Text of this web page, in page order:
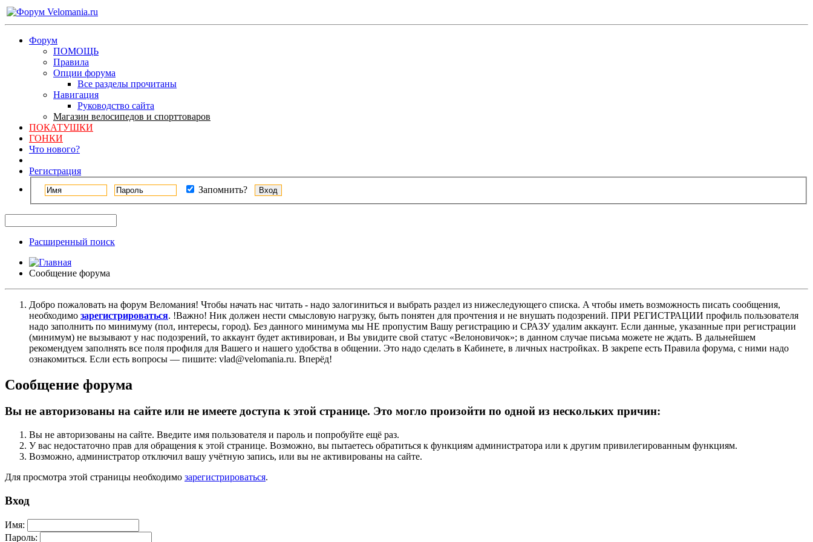
Форум
ПОМОЩЬ
Правила
Опции форума
Все разделы прочитаны
Навигация
Руководство сайта
Магазин велосипедов и спорттоваров
ПОКАТУШКИ
ГОНКИ
Что нового?
Регистрация
Запомнить?
Расширенный поиск
Сообщение форума
Добро пожаловать на форум Веломания! Чтобы начать нас читать - надо залогиниться и выбрать раздел из нижеследующего списка. A чтобы иметь возможность писать сообщения,
необходимо зарегистрироваться. !Важно! Ник должен нести смысловую нагрузку, быть понятен для прочтения и не внушать подозрений. ПРИ РЕГИСТРАЦИИ профиль пользователя
надо заполнить по минимуму (пол, интересы, город). Без данного минимума мы НЕ пропустим Вашу регистрацию и СРАЗУ удалим аккаунт. Если данные, указанные при регистрации
(минимум) не вызывают у нас подозрений, то аккаунт будет активирован, и Вы увидите свой статус «Велоновичок»; в данном случае письма можете не ждать. В дальнейшем
рекомендуем заполнять все поля профиля для Вашего и нашего удобства в общении. Это надо сделать в Кабинете, в личных настройках. В закрепе есть Правила форума, с ними надо
ознакомиться. Если есть вопросы — пишите: vlad@velomania.ru. Вперёд!
Сообщение форума
Вы не авторизованы на сайте или не имеете доступа к этой странице. Это могло произойти по одной из нескольких причин:
Вы не авторизованы на сайте. Введите имя пользователя и пароль и попробуйте ещё раз.
У вас недостаточно прав для обращения к этой странице. Возможно, вы пытаетесь обратиться к функциям администратора или к другим привилегированным функциям.
Возможно, администратор отключил вашу учётную запись, или вы не активированы на сайте.
Для просмотра этой страницы необходимо зарегистрироваться.
Вход
Имя:
Пароль: